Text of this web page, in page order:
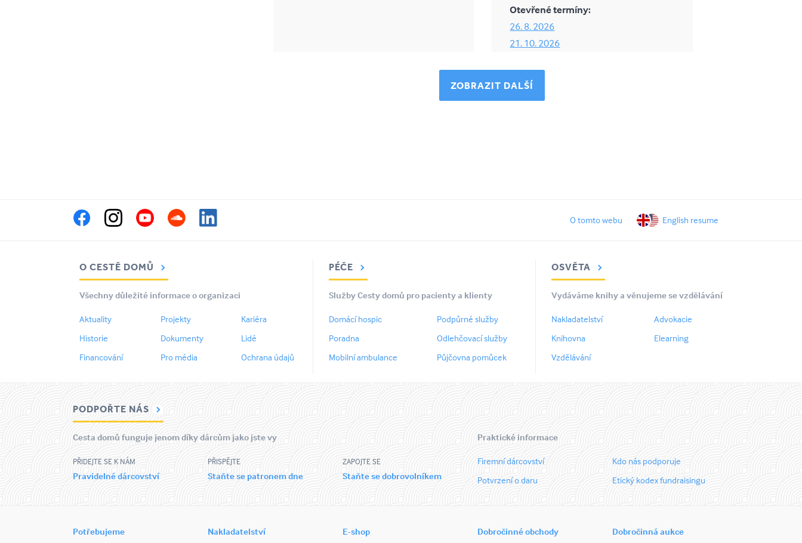
Otevřené termíny:
26. 8. 2026
21. 10. 2026
ZOBRAZIT DALŠÍ
O tomto webu English resume
O CESTĚ DOMŮ
Všechny důležité informace o organizaci
Aktuality
Historie
Financování
Projekty
Dokumenty
Pro média
Kariéra
Lidé
Ochrana údajů
PÉČE
Služby Cesty domů pro pacienty a klienty
Domácí hospic
Poradna
Mobilní ambulance
Podpůrné služby
Odlehčovací služby
Půjčovna pomůcek
OSVĚTA
Vydáváme knihy a věnujeme se vzdělávání
Nakladatelství
Knihovna
Vzdělávání
Advokacie
Elearning
PODPOŘTE NÁS
Cesta domů funguje jenom díky dárcům jako jste vy
PŘIDEJTE SE K NÁM
Pravidelné dárcovství
PŘISPĚJTE
Staňte se patronem dne
ZAPOJTE SE
Staňte se dobrovolníkem
Praktické informace
Firemní dárcovství
Potvrzení o daru
Kdo nás podporuje
Etický kodex fundraisingu
Potřebujeme Nakladatelství E-shop Dobročinné obchody Dobročinná aukce